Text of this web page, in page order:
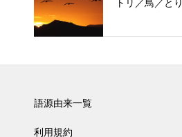
トリ／鳥／とり
語源由来一覧
利用規約